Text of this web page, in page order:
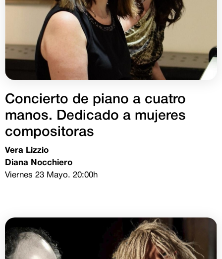
Concierto de piano a cuatro
manos. Dedicado a mujeres
compositoras
Vera Lizzio
Diana Nocchiero
Viernes 23 Mayo. 20:00h